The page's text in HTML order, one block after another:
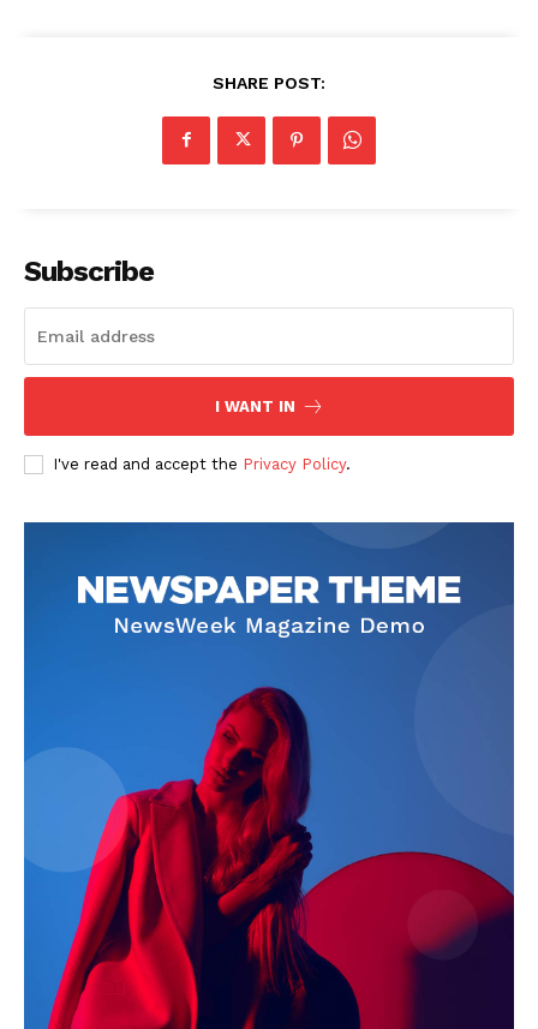
SHARE POST:
Subscribe
I WANT IN
I've read and accept the Privacy Policy.